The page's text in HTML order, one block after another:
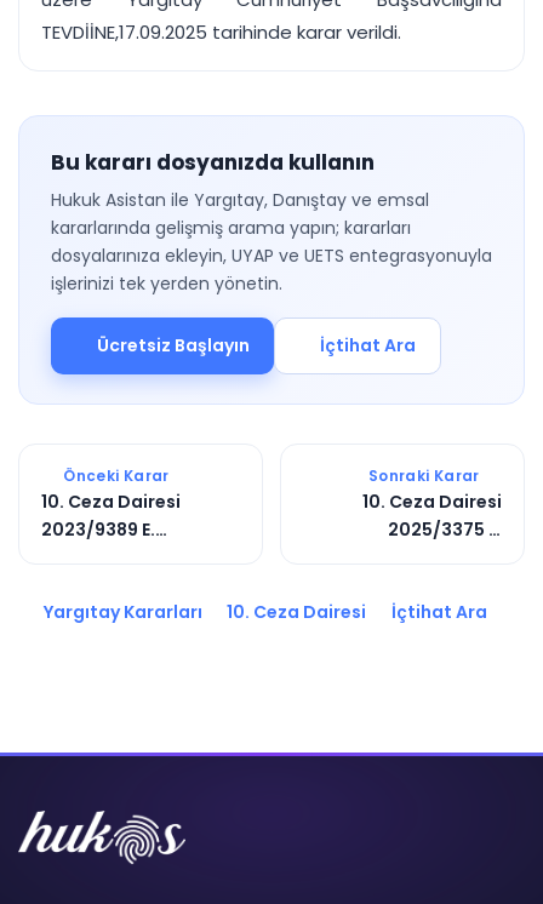
TEVDİİNE,17.09.2025 tarihinde karar verildi.
Bu kararı dosyanızda kullanın
Hukuk Asistan ile Yargıtay, Danıştay ve emsal
kararlarında gelişmiş arama yapın; kararları
dosyalarınıza ekleyin, UYAP ve UETS entegrasyonuyla
işlerinizi tek yerden yönetin.
Ücretsiz Başlayın İçtihat Ara
Önceki Karar
10. Ceza Dairesi
2023/9389 E.
Sonraki Karar
10. Ceza Dairesi
2025/3375 E.
Yargıtay Kararları 10. Ceza Dairesi İçtihat Ara